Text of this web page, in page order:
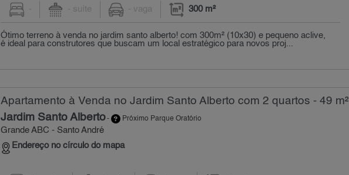
- - suíte - vaga 300 m²
Ótimo terreno à venda no jardim santo alberto! com 300m² (10x30) e pequeno aclive,
é ideal para construtores que buscam um local estratégico para novos proj...
Apartamento à Venda no Jardim Santo Alberto com 2 quartos - 49 m²
Jardim Santo Alberto- Próximo Parque Oratório
Grande ABC - Santo André
Endereço no círculo do mapa